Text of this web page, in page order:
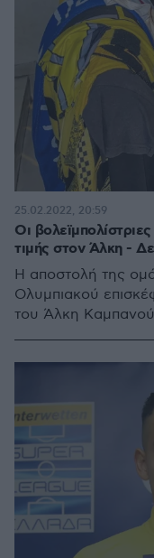
Οι
τιμής στον Άλκη -
Η αποστολή της
Ολυμπιακού
του Άλκη
25.02.2022, 20:59